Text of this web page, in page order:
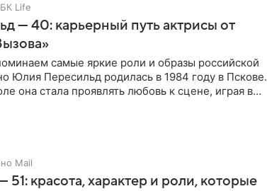
Life
— 40: карьерный путь актрисы от
самые яркие роли и образы российской
Юлия Пересильд родилась в 1984 году в Пскове.
она стала проявлять любовь к сцене, играя в
Mail
красота, характер и роли, которые